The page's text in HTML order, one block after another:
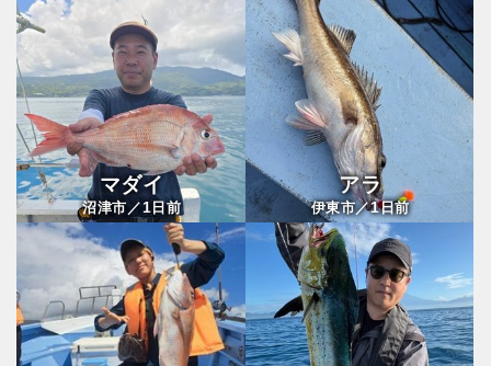
マダイ
沼津市／ 1 日前
アラ
伊東市／1日前